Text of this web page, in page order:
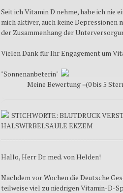
Seit ich Vitamin D nehme, habe ich nie
mich aktiver, auch keine Depressionen
der Zusammenhang der
Vielen Dank für Ihr Engagement um
"Sonnenanbeterin"
Meine Bewertung =(0 bis 5
STICHWORTE: BLUTDRUCK
HALSWIRBELSÄULE EKZEM
Hallo, Herr Dr. med. von Helden!
Nachdem vor Wochen die Deutsche
teilweise viel zu niedrigen Vitamin-D-